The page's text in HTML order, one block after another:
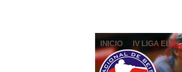
INICIO IV LIGA ELITE